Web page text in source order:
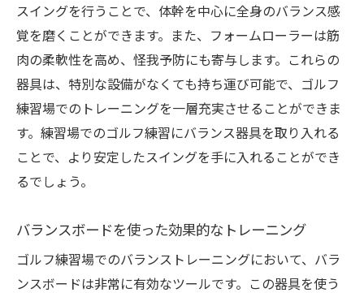
スイングを行うことで、体幹を中心に全身のバランス感
覚を磨くことができます。また、フォームローラーは筋
肉の柔軟性を高め、怪我予防にも寄与します。これらの
器具は、特別な設備がなくても持ち運び可能で、ゴルフ
練習場でのトレーニングを一層充実させることができま
す。練習場でのゴルフ練習にバランス器具を取り入れる
ことで、より安定したスイングを手に入れることができ
るでしょう。
バランスボードを使った効果的なトレーニング
ゴルフ練習場でのバランストレーニングにおいて、バラ
ンスボードは非常に有効なツールです。この器具を使う